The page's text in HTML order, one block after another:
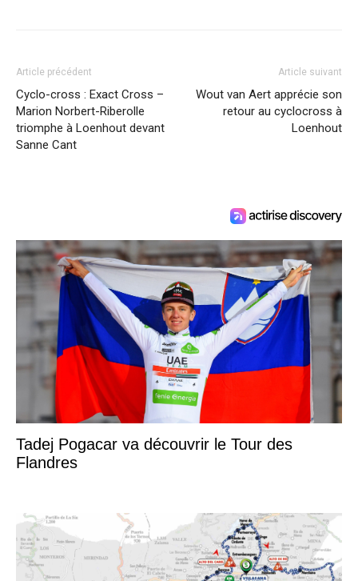
Article précédent
Cyclo-cross : Exact Cross –
Marion Norbert-Riberolle
triomphe à Loenhout devant
Sanne Cant
Article suivant
Wout van Aert apprécie son
retour au cyclocross à
Loenhout
Tadej Pogacar va découvrir le Tour des
Flandres